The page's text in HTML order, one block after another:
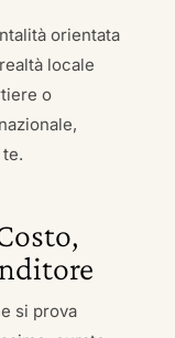
orientata
locale
o
si prova